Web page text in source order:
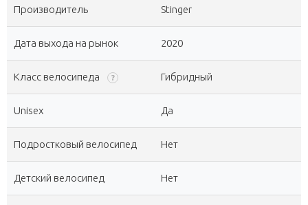
Производитель Stinger
Дата выхода на рынок 2020
Класс велосипеда ? Гибридный
Unisex Да
Подростковый велосипед Нет
Детский велосипед Нет